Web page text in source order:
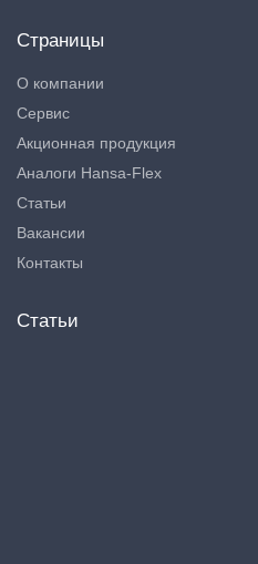
Страницы
О компании
Сервис
Акционная продукция
Аналоги Hansa-Flex
Статьи
Вакансии
Контакты
Статьи